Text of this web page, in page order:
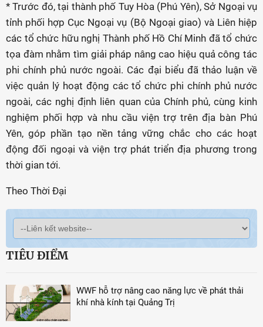
* Trước đó, tại thành phố Tuy Hòa (Phú Yên), Sở Ngoại vụ
tỉnh phối hợp Cục Ngoại vụ (Bộ Ngoại giao) và Liên hiệp
các tổ chức hữu nghị Thành phố Hồ Chí Minh đã tổ chức
tọa đàm nhằm tìm giải pháp nâng cao hiệu quả công tác
phi chính phủ nước ngoài. Các đại biểu đã thảo luận về
việc quản lý hoạt động các tổ chức phi chính phủ nước
ngoài, các nghị định liên quan của Chính phủ, cùng kinh
nghiệm phối hợp và nhu cầu viện trợ trên địa bàn Phú
Yên, góp phần tạo nền tảng vững chắc cho các hoạt
động đối ngoại và viện trợ phát triển địa phương trong
thời gian tới.
Theo Thời Đại
TIÊU ĐIỂM
WWF hỗ trợ nâng cao năng lực về phát thải
khí nhà kính tại Quảng Trị